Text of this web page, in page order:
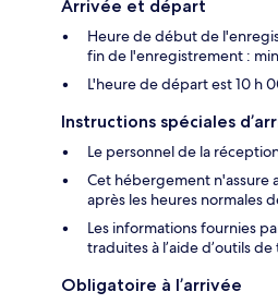
Arrivée et départ
Heure de début de
fin de l'enregistrement :
L'heure de départ est 10 h
Instructions spéciales
Le personnel de la
Cet hébergement n'assure
après les heures normales
Les informations fournies
traduites à l’aide d’outils
Obligatoire à l’arrivée